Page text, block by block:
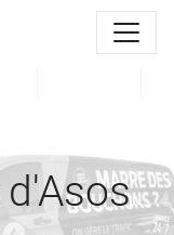
d'Asos